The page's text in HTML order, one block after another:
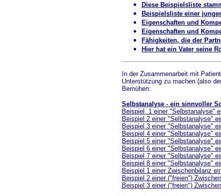
Diese Beispielsliste
Beispielsliste einer
Eigenschaften und
Eigenschaften und
Fähigkeiten, die der
Hier hat ein Vater seine
In der Zusammenarbeit mit
Unterstützung zu machen (also
Bemühen:
Selbstanalyse - ein sinnvoller
Beispiel 1 einer "Selbstanalyse"
Beispiel 2 einer "Selbstanalyse"
Beispiel 3 einer "Selbstanalyse"
Beispiel 4 einer "Selbstanalyse"
Beispiel 5 einer "Selbstanalyse"
Beispiel 6 einer "Selbstanalyse"
Beispiel 7 einer "Selbstanalyse"
Beispiel 8 einer "Selbstanalyse"
Beispiel 1 einer Zwischenbilanz
Beispiel 2 einer ("freien")
Beispiel 3 einer ("freien")